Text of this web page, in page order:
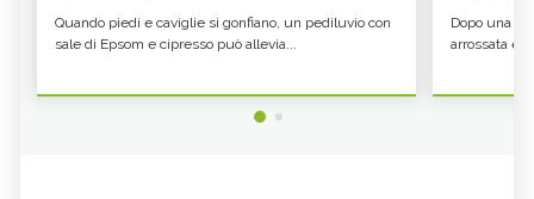
Quando piedi e caviglie si gonfiano, un pediluvio con
sale di Epsom e cipresso può allevia...
Dopo una
arrossata e